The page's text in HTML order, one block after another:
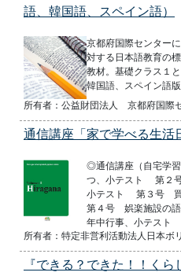
語、韓国語、スペイン語）
京都府国際センター
対する日本語教育の
教材。基礎クラス１
韓国語、スペイン語版
所有者：公益財団法人 京都府国際
通信講座「家で学べる生活
◎通信講座（自宅学
つ、小テスト 第２
小テスト 第３号 買
第４号 娯楽施設の語
年中行事、小テスト
所有者：特定非営利活動法人日本ボ
『できる？できた！！く